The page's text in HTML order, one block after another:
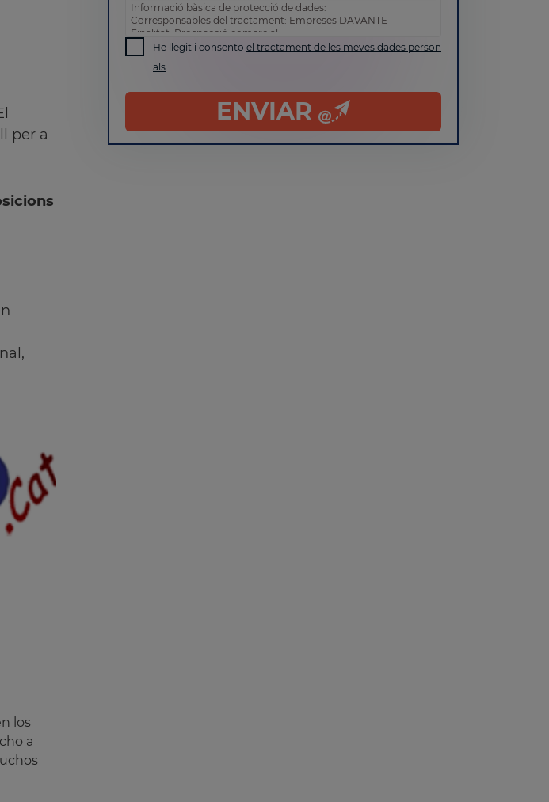
per a
los
a
Informació bàsica de protecció de dades:
Corresponsables del tractament: Empreses DAVANTE
Finalitat: Prospecció comercial
Drets: Pot accedir, rectificar i suprimir les seves dades, així
com altres drets tal com s'explica en la nostra
.
He llegit i consento el tractament de les meves dades person
als
ENVIAR